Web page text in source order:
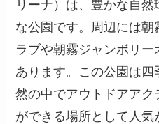
リーナ）は、豊かな自
な公園です。周辺には朝
ラブや朝霧ジャンボリ
あります。この公園は四
然の中でアウトドアアク
ができる場所として人